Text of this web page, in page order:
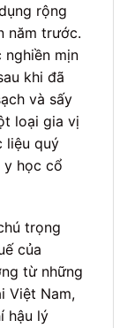
rộng
năm trước.
nghiền mịn
khi đã
và sấy
loại gia vị
liệu quý
y học cổ
trọng
của
từ những
Việt Nam,
hậu lý